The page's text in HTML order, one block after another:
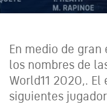
En medio de
los nombres de
World11 2020,.
siguientes